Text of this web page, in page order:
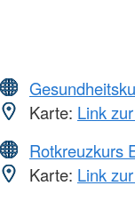
Karte: Link
Rotkreuzkurs
Karte: Link